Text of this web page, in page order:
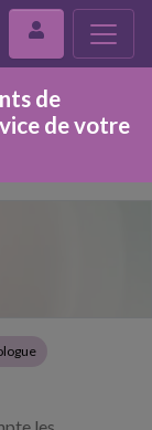
de
de votre